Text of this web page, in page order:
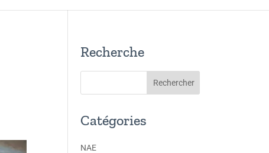
Recherche
Catégories
NAE